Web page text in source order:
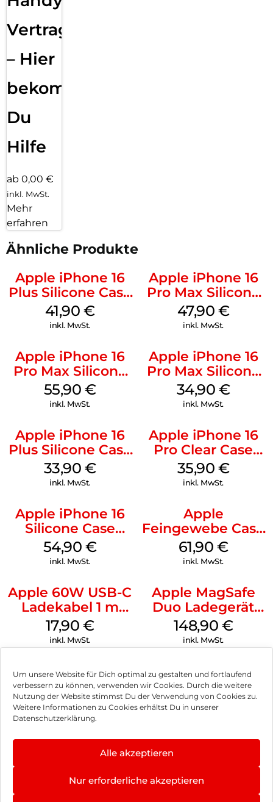
Um unsere Website für Dich optimal zu gestalten und fortlaufend
verbessern zu können, verwenden wir Cookies. Durch die weitere
Nutzung der Website stimmst Du der Verwendung von Cookies zu.
Weitere Informationen zu Cookies erhältst Du in unserer
Datenschutzerklärung.
Alle akzeptieren
Nur erforderliche akzeptieren
Vertragsabwicklung
– Hier
bekommst
Du
Hilfe
ab 0,00 €
inkl. MwSt.
Mehr
erfahren
Ähnliche Produkte
Apple iPhone 16
Plus Silicone Case
MagSafe Stone
Gray
41,90 €
inkl. MwSt.
Apple iPhone 16
Pro Max Silicone
Case MagSafe
Black
47,90 €
inkl. MwSt.
Apple iPhone 16
Pro Max Silicone
Case MagSafe
Stone Gray
55,90 €
inkl. MwSt.
Apple iPhone 16
Pro Max Silicone
Case MagSafe
Denim
34,90 €
inkl. MwSt.
Apple iPhone 16
Plus Silicone Case
MagSafe Lake
Green
33,90 €
inkl. MwSt.
Apple iPhone 16
Pro Clear Case
MagSafe
Transparent
35,90 €
inkl. MwSt.
Apple iPhone 16
Silicone Case
MagSafe Black
54,90 €
inkl. MwSt.
Apple
Feingewebe Case
iPhone 15 Pro
MagSafe Schwarz
61,90 €
inkl. MwSt.
Apple 60W USB-C
Ladekabel 1 m
Weiß
17,90 €
inkl. MwSt.
Apple MagSafe
Duo Ladegerät
Weiß
148,90 €
inkl. MwSt.
Impressum
Hinweis zur Batterieentsorgung